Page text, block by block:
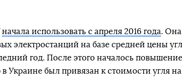
начала использовать с апреля 2016 года. Она
электростанций на базе средней цены
год. После этого началось повышение
Украине был привязан к стоимости угля на